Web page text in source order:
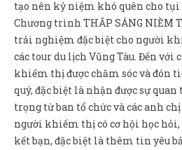
tạo nên kỷ niệm khó quên cho
Chương trình THẮP SÁNG NIỀM
trải nghiệm đặc biệt cho người
các tour du lịch Vũng Tàu. Đến
khiếm thị được chăm sóc và đón
quý, đặc biệt là nhận được sự
trọng từ ban tổ chức và các anh
người khiếm thị có cơ hội học
kết bạn, đặc biệt là thêm tin yêu